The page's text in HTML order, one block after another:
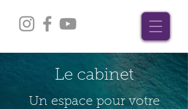
Le cabinet
Un espace pour votre